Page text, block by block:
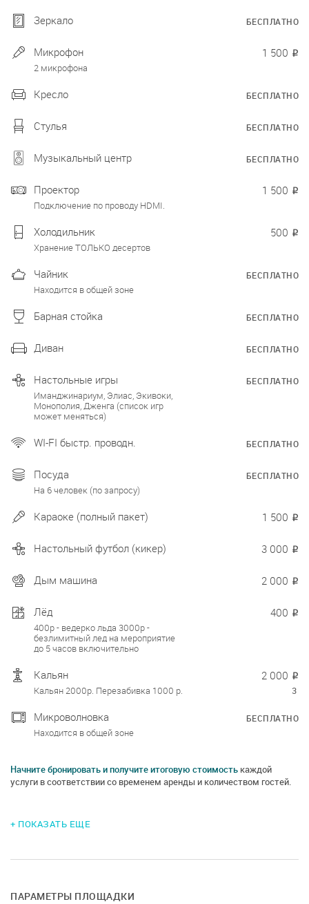
Зеркало БЕСПЛАТНО
Микрофон
2 микрофона
1 500 ₽
Кресло БЕСПЛАТНО
Стулья БЕСПЛАТНО
Музыкальный центр БЕСПЛАТНО
Проектор
Подключение по проводу HDMI.
1 500 ₽
Холодильник
Хранение ТОЛЬКО десертов
500 ₽
Чайник
Находится в общей зоне
БЕСПЛАТНО
Барная стойка БЕСПЛАТНО
Диван БЕСПЛАТНО
Настольные игры
Иманджинариум, Элиас, Экивоки,
Монополия, Дженга (список игр
может меняться)
БЕСПЛАТНО
WI-FI быстр. проводн. БЕСПЛАТНО
Посуда
На 6 человек (по запросу)
БЕСПЛАТНО
Караоке (полный пакет) 1 500 ₽
Настольный футбол (кикер) 3 000 ₽
Дым машина 2 000 ₽
Лёд
400р - ведерко льда 3000р -
безлимитный лед на мероприятие
до 5 часов включительно
400 ₽
Кальян
Кальян 2000р. Перезабивка 1000 р. 3
2 000 ₽
Микроволновка
Находится в общей зоне
БЕСПЛАТНО
Начните бронировать и получите итоговую стоимость каждой
услуги в соответствии со временем аренды и количеством гостей.
+ ПОКАЗАТЬ ЕЩЕ
ПАРАМЕТРЫ ПЛОЩАДКИ